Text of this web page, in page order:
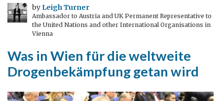
A
Fish
–
Humor
im
der
by Leigh Turner
Ambassador to Austria and UK Permanent Representative to
the United Nations and other International Organisations in
Vienna
Was in Wien für die weltweite
Drogenbekämpfung getan wird